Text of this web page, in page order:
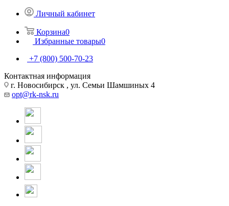
Личный кабинет
Корзина0
Избранные товары0
+7 (800) 500-70-23
Контактная информация
г. Новосибирск , ул. Семьи Шамшиных 4
opt@rk-nsk.ru